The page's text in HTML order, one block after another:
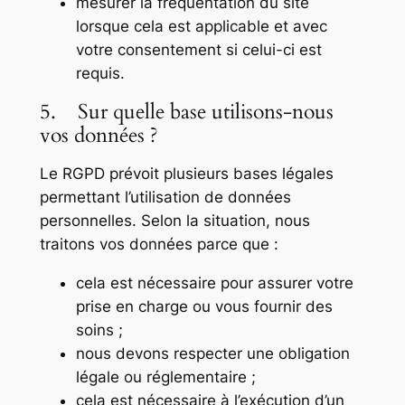
lorsque cela est applicable et avec
votre consentement si celui-ci est
requis.
5. Sur quelle base utilisons-nous
vos données ?
Le RGPD prévoit plusieurs bases légales
permettant l’utilisation de données
personnelles. Selon la situation, nous
traitons vos données parce que :
cela est nécessaire pour assurer votre
prise en charge ou vous fournir des
soins ;
nous devons respecter une obligation
légale ou réglementaire ;
cela est nécessaire à l’exécution d’un